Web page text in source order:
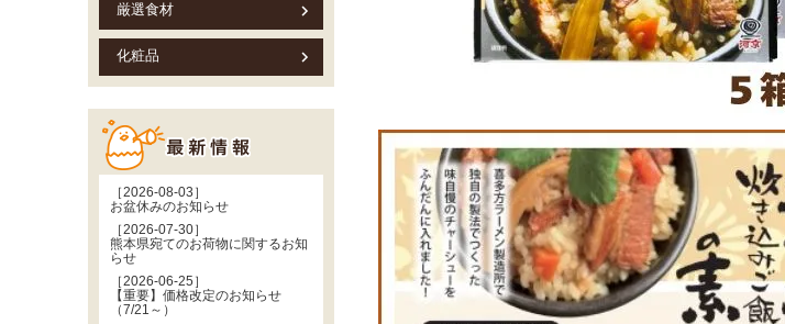
厳選食材
化粧品
［2026-08-03］
お盆休みのお知らせ
［2026-07-30］
熊本県宛てのお荷物に関するお知
らせ
［2026-06-25］
【重要】価格改定のお知らせ
（7/21～）